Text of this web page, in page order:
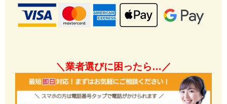
＼業者選びに困ったら…／